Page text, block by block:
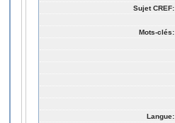
Sujet CREF:
Mots-clés:
Langue: